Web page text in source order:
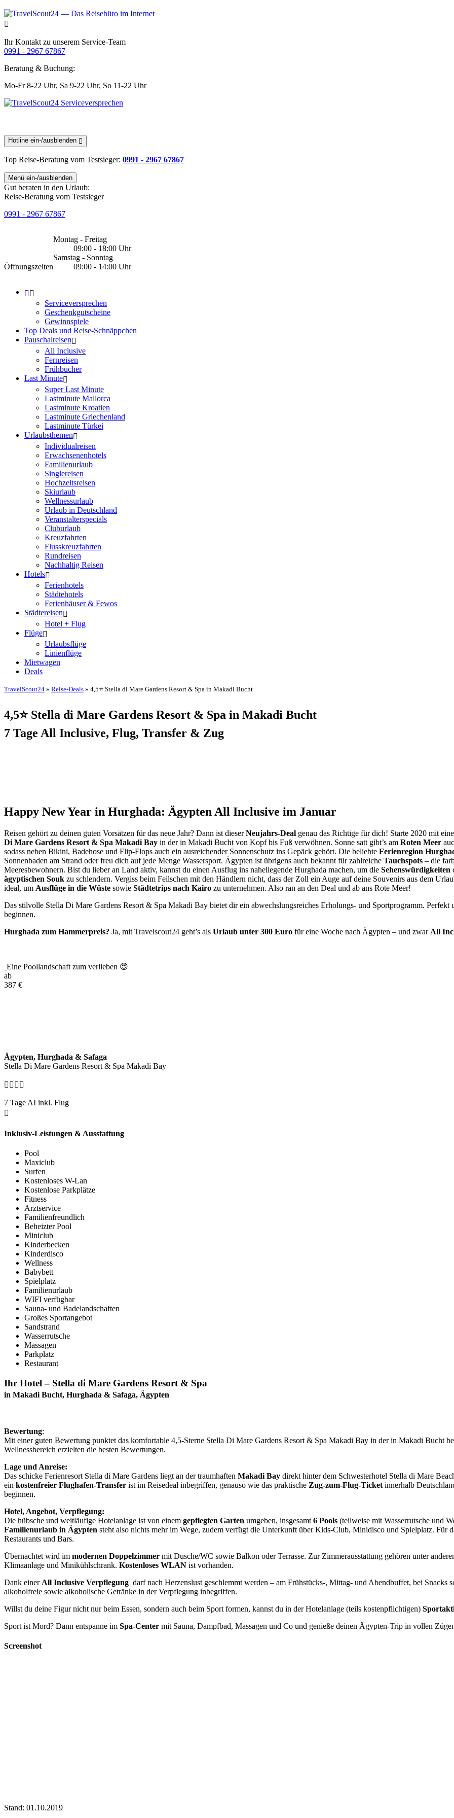
Ihr Kontakt zu unserem Service-Team
0991 - 2967 67867
Beratung & Buchung:
Mo-Fr 8-22 Uhr, Sa 9-22 Uhr, So 11-22 Uhr
Hotline ein-/ausblenden
Top Reise-Beratung vom Testsieger: 0991 - 2967 67867
Menü ein-/ausblenden
Gut beraten in den Urlaub:
Reise-Beratung vom Testsieger
0991 - 2967 67867
Öffnungszeiten
Montag - Freitag
09:00 - 18:00 Uhr
Samstag - Sonntag
09:00 - 14:00 Uhr
Serviceversprechen
Geschenkgutscheine
Gewinnspiele
Top Deals und Reise-Schnäppchen
Pauschalreisen
All Inclusive
Fernreisen
Frühbucher
Last Minute
Super Last Minute
Lastminute Mallorca
Lastminute Kroatien
Lastminute Griechenland
Lastminute Türkei
Urlaubsthemen
Individualreisen
Erwachsenenhotels
Familienurlaub
Singlereisen
Hochzeitsreisen
Skiurlaub
Wellnessurlaub
Urlaub in Deutschland
Veranstalterspecials
Cluburlaub
Kreuzfahrten
Flusskreuzfahrten
Rundreisen
Nachhaltig Reisen
Hotels
Ferienhotels
Städtehotels
Ferienhäuser & Fewos
Städtereisen
Hotel + Flug
Flüge
Urlaubsflüge
Linienflüge
Mietwagen
Deals
TravelScout24 » Reise-Deals » 4,5⭐ Stella di Mare Gardens Resort & Spa in Makadi Bucht
4,5⭐ Stella di Mare Gardens Resort & Spa in Makadi Bucht
7 Tage All Inclusive, Flug, Transfer & Zug
Happy New Year in Hurghada: Ägypten All Inclusive im Januar
Reisen gehört zu deinen guten Vorsätzen für das neue Jahr? Dann ist dieserNeujahrs-Deal genau das Richtige für dich! Starte 2020 mit
Di Mare Gardens Resort & Spa Makadi Bay in der in Makadi Bucht von Kopf bis Fuß verwöhnen. Sonne satt gibt’s am Roten Meer
sodass neben Bikini, Badehose und Flip-Flops auch ein ausreichender Sonnenschutz ins Gepäck gehört. Die beliebte Ferienregion
Sonnenbaden am Strand oder freu dich auf jede Menge Wassersport. Ägypten ist übrigens auch bekannt für zahlreiche Tauchspots – die
Meeresbewohnern. Bist du lieber an Land aktiv, kannst du einen Ausflug ins naheliegende Hurghada machen, um die Sehenswürdigkeiten
ägyptischen Souk zu schlendern. Vergiss beim Feilschen mit den Händlern nicht, dass der Zoll ein Auge auf deine Souvenirs aus dem
ideal, um Ausflüge in die Wüste sowie Städtetrips nach Kairo zu unternehmen. Also ran an den Deal und ab ans Rote Meer!
Das stilvolle Stella Di Mare Gardens Resort & Spa Makadi Bay bietet dir ein abwechslungsreiches Erholungs- und Sportprogramm.
beginnen.
Hurghada zum Hammerpreis? Ja, mit Travelscout24 geht’s als Urlaub unter 300 Euro für eine Woche nach Ägypten – und zwar All
Eine Poollandschaft zum verlieben 😍
ab
387 €
Ägypten, Hurghada & Safaga
Stella Di Mare Gardens Resort & Spa Makadi Bay
7 Tage AI inkl. Flug
Inklusiv-Leistungen & Ausstattung
Pool
Maxiclub
Surfen
Kostenloses W-Lan
Kostenlose Parkplätze
Fitness
Arztservice
Familienfreundlich
Beheizter Pool
Miniclub
Kinderbecken
Kinderdisco
Wellness
Babybett
Spielplatz
Familienurlaub
WIFI verfügbar
Sauna- und Badelandschaften
Großes Sportangebot
Sandstrand
Wasserrutsche
Massagen
Parkplatz
Restaurant
Ihr Hotel – Stella di Mare Gardens Resort & Spa
in Makadi Bucht, Hurghada & Safaga, Ägypten
Bewertung:
Mit einer guten Bewertung punktet das komfortable 4,5-Sterne Stella Di Mare Gardens Resort & Spa Makadi Bay in der in Makadi Bucht
Wellnessbereich erzielten die besten Bewertungen.
Lage und Anreise:
Das schicke Ferienresort Stella di Mare Gardens liegt an der traumhaften Makadi Bay direkt hinter dem Schwesterhotel Stella di Mare
ein kostenfreier Flughafen-Transfer ist im Reisedeal inbegriffen, genauso wie das praktische Zug-zum-Flug-Ticket innerhalb
beginnen.
Hotel, Angebot, Verpflegung:
Die hübsche und weitläufige Hotelanlage ist von einem gepflegten Garten umgeben, insgesamt 6 Pools (teilweise mit Wasserrutsche und
Familienurlaub in Ägypten steht also nichts mehr im Wege, zudem verfügt die Unterkunft über Kids-Club, Minidisco und Spielplatz. Für
Restaurants und Bars.
Übernachtet wird im modernen Doppelzimmer mit Dusche/WC sowie Balkon oder Terrasse. Zur Zimmerausstattung gehören unter
Klimaanlage und Minikühlschrank. Kostenloses WLAN ist vorhanden.
Dank einer All Inclusive Verpflegung darf nach Herzenslust geschlemmt werden – am Frühstücks-, Mittag- und Abendbuffet, bei
alkoholfreie sowie alkoholische Getränke in der Verpflegung inbegriffen.
Willst du deine Figur nicht nur beim Essen, sondern auch beim Sport formen, kannst du in der Hotelanlage (teils kostenpflichtigen)
Sport ist Mord? Dann entspanne im Spa-Center mit Sauna, Dampfbad, Massagen und Co und genieße deinen Ägypten-Trip in vollen
Screenshot
Stand: 01.10.2019